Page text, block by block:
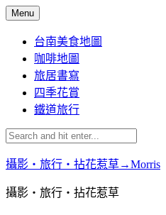
Skip
to
content
Menu
台南美食地圖
咖啡地圖
旅居書寫
四季花賞
鐵道旅行
攝影‧旅行‧拈花惹草→Morris
攝影‧旅行‧拈花惹草